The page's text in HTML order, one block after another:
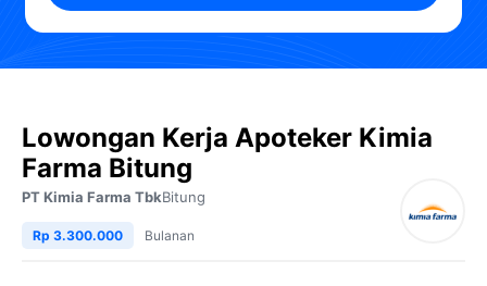
Lowongan Kerja Apoteker Kimia
Farma Bitung
PT Kimia Farma TbkBitung
Rp 3.300.000 Bulanan